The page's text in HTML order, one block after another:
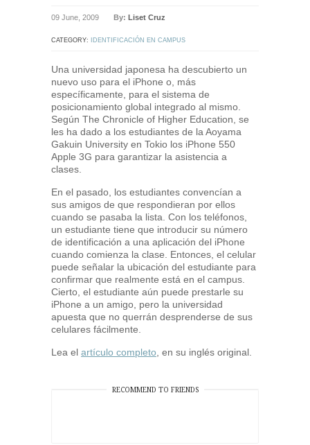
09 June, 2009 By: Liset Cruz
CATEGORY: IDENTIFICACIÓN EN CAMPUS
Una universidad japonesa ha descubierto un
nuevo uso para el iPhone o, más
específicamente, para el sistema de
posicionamiento global integrado al mismo.
Según The Chronicle of Higher Education, se
les ha dado a los estudiantes de la Aoyama
Gakuin University en Tokio los iPhone 550
Apple 3G para garantizar la asistencia a
clases.
En el pasado, los estudiantes convencían a
sus amigos de que respondieran por ellos
cuando se pasaba la lista. Con los teléfonos,
un estudiante tiene que introducir su número
de identificación a una aplicación del iPhone
cuando comienza la clase. Entonces, el celular
puede señalar la ubicación del estudiante para
confirmar que realmente está en el campus.
Cierto, el estudiante aún puede prestarle su
iPhone a un amigo, pero la universidad
apuesta que no querrán desprenderse de sus
celulares fácilmente.
Lea el artículo completo , en su inglés original.
RECOMMEND TO FRIENDS